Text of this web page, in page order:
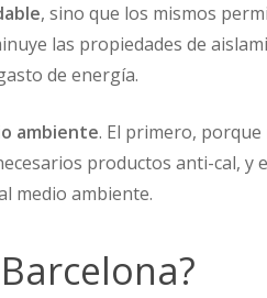
, sino que los mismos
las propiedades de
de energía.
ambiente. El primero, porque
productos anti-cal, y
medio ambiente.